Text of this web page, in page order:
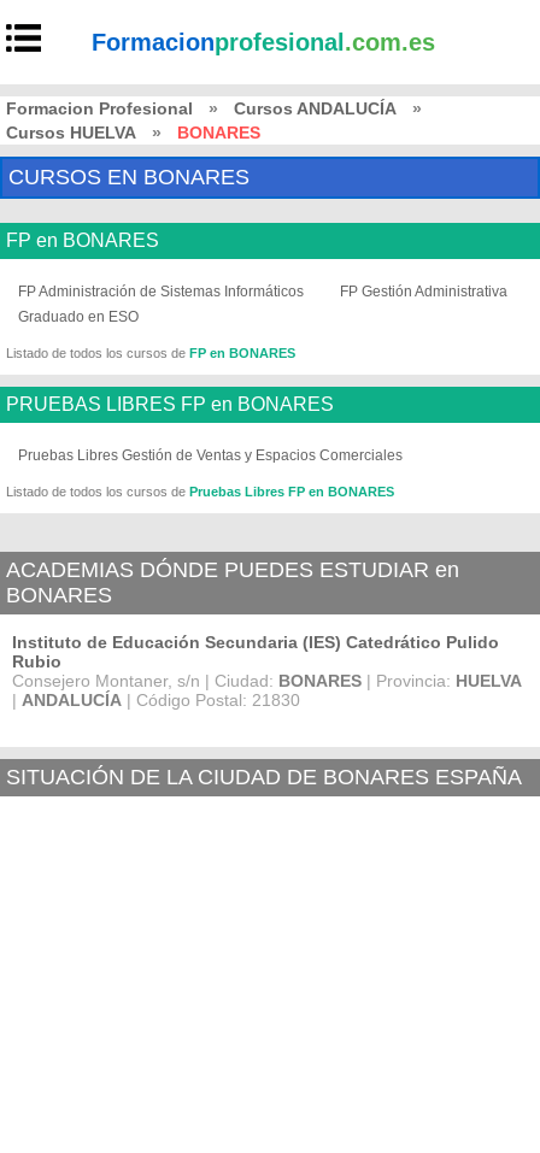
Formacionprofesional .com.es
Formacion Profesional » Cursos ANDALUCÍA
»
Cursos HUELVA
» BONARES
CURSOS EN BONARES
FP en BONARES
FP Administración de Sistemas Informáticos
FP Gestión Administrativa
Graduado en ESO
Listado de todos los cursos de FP en BONARES
PRUEBAS LIBRES FP en BONARES
Pruebas Libres Gestión de Ventas y Espacios Comerciales
Listado de todos los cursos de Pruebas Libres FP en BONARES
ACADEMIAS DÓNDE PUEDES ESTUDIAR en
BONARES
Instituto de Educación Secundaria (IES) Catedrático Pulido
Rubio
Consejero Montaner, s/n | Ciudad: BONARES | Provincia: HUELVA
| ANDALUCÍA | Código Postal: 21830
SITUACIÓN DE LA CIUDAD DE BONARES ESPAÑA